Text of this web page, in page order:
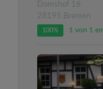
Domshof 16
28195 Bremen
100% 1 von 1